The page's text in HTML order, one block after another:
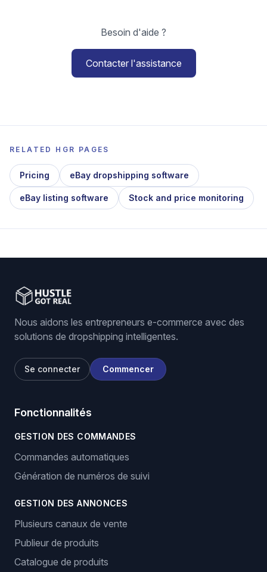
Besoin d'aide ?
Contacter l'assistance
RELATED HGR PAGES
Pricing eBay dropshipping software
eBay listing software Stock and price monitoring
Nous aidons les entrepreneurs e-commerce avec des
solutions de dropshipping intelligentes.
Se connecter Commencer
Fonctionnalités
GESTION DES COMMANDES
Commandes automatiques
Génération de numéros de suivi
GESTION DES ANNONCES
Plusieurs canaux de vente
Publieur de produits
Catalogue de produits